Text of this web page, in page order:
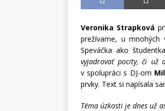
Veronika Strapková
prežívame, u
Speváčka ako
vyjadrovať pocity, či už
v spolupráci s DJ-om
prvky. Text si napísala
Téma úzkosti je dnes už